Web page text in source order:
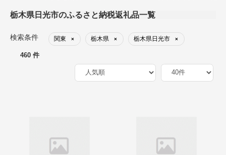
栃木県日光市のふるさと納税返礼品一覧
検索条件 関東 × 栃木県 × 栃木県日光市 ×
460 件